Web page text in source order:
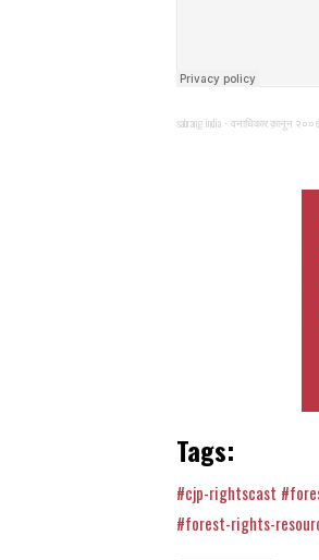
sabrang india · वनाधिकार क़ानून
Tags:
#cjp-rightscast
#forest-rights-